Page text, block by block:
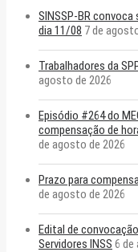
SINSSP-BR
dia 11/08 7 de
Trabalhadores da
agosto de 2026
Episódio #264 do
compensação de
de agosto de 2026
Prazo para
de agosto de 2026
Edital de
Servidores INSS 6 de